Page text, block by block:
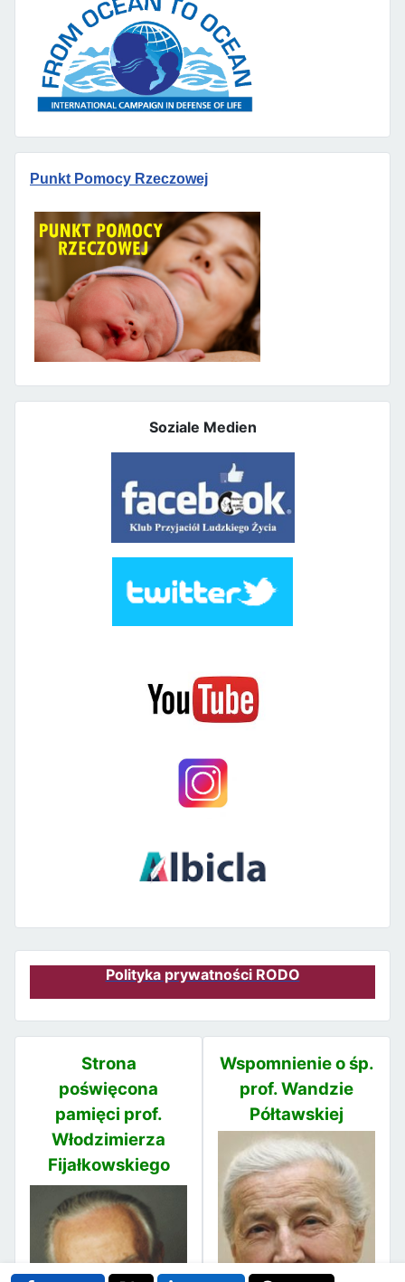
Punkt Pomocy Rzeczowej
Soziale Medien
Polityka prywatności RODO
Strona
poświęcona
pamięci prof.
Włodzimierza
Fijałkowskiego
Wspomnienie o śp.
prof. Wandzie
Półtawskiej